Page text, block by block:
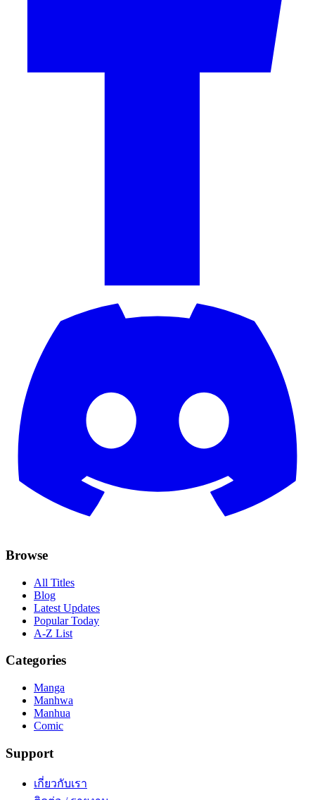
Browse
All Titles
Blog
Latest Updates
Popular Today
A-Z List
Categories
Manga
Manhwa
Manhua
Comic
Support
เกี่ยวกับเรา